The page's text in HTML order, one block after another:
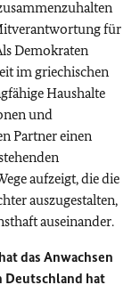
für
Demokraten
im griechischen
Haushalte
und
Partner einen
aufzeigt, die die
auszugestalten,
auseinander.
das Anwachsen
Deutschland hat